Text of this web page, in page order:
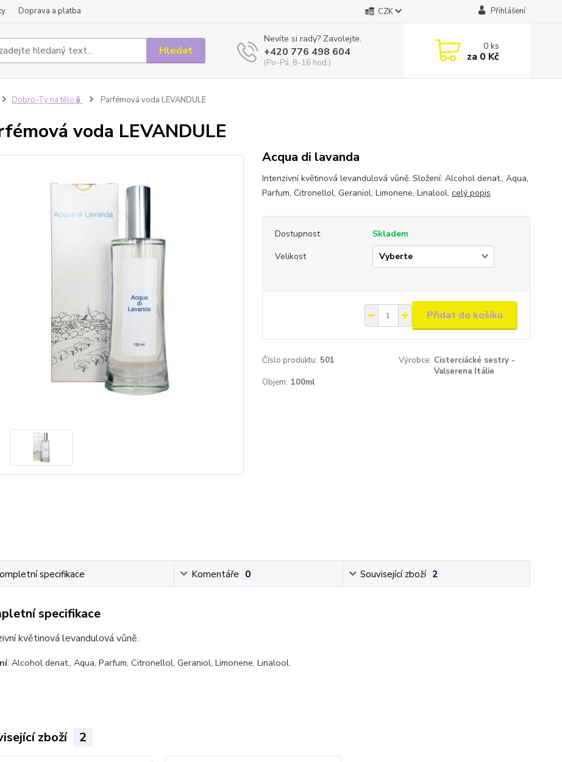
Doprava a platba CZK Přihlášení
Hledat
Nevíte si rady? Zavolejte.
+420 776 498 604
(Po-Pá, 8-16 hod.)
0ks
za 0 Kč
Dobro-Ty na tělo🧴 Parfémová voda LEVANDULE
voda LEVANDULE
Acqua di lavanda
Intenzivní květinová levandulová vůně. Složení: Alcohol denat., Aqua,
Parfum, Citronellol, Geraniol, Limonene, Linalool. celý popis
Dostupnost
Skladem
Velikost
Přidat do košíku
Číslo produktu: 501 Výrobce: Cisterciácké sestry -
Valserena Itálie
Objem: 100ml
specifikace Komentáře 0 Související zboží 2
specifikace
květinová levandulová vůně.
: Alcohol denat., Aqua, Parfum, Citronellol, Geraniol, Limonene, Linalool.
zboží 2